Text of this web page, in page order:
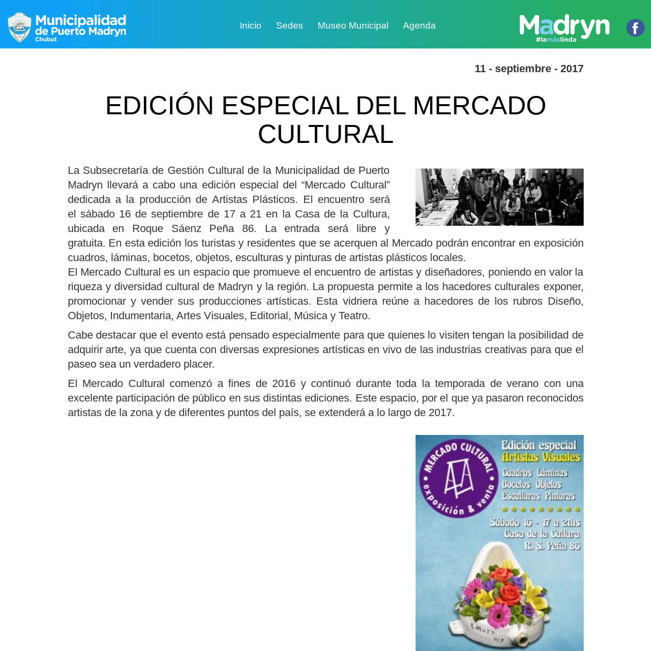
Inicio Sedes Museo Municipal Agenda
11 - septiembre - 2017
EDICIÓN ESPECIAL DEL MERCADO
CULTURAL
La Subsecretaría de Gestión Cultural de la Municipalidad de Puerto
Madryn llevará a cabo una edición especial del “Mercado Cultural”
dedicada a la producción de Artistas Plásticos. El encuentro será
el sábado 16 de septiembre de 17 a 21 en la Casa de la Cultura,
ubicada en Roque Sáenz Peña 86. La entrada será libre y
gratuita. En esta edición los turistas y residentes que se acerquen al Mercado podrán encontrar en exposición
cuadros, láminas, bocetos, objetos, esculturas y pinturas de artistas plásticos locales.
El Mercado Cultural es un espacio que promueve el encuentro de artistas y diseñadores, poniendo en valor la
riqueza y diversidad cultural de Madryn y la región. La propuesta permite a los hacedores culturales exponer,
promocionar y vender sus producciones artísticas. Esta vidriera reúne a hacedores de los rubros Diseño,
Objetos, Indumentaria, Artes Visuales, Editorial, Música y Teatro.
Cabe destacar que el evento está pensado especialmente para que quienes lo visiten tengan la posibilidad de
adquirir arte, ya que cuenta con diversas expresiones artísticas en vivo de las industrias creativas para que el
paseo sea un verdadero placer.
El Mercado Cultural comenzó a fines de 2016 y continuó durante toda la temporada de verano con una
excelente participación de público en sus distintas ediciones. Este espacio, por el que ya pasaron reconocidos
artistas de la zona y de diferentes puntos del país, se extenderá a lo largo de 2017.